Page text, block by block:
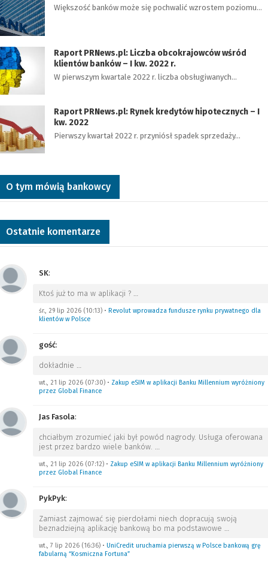
Większość banków może się pochwalić wzrostem poziomu…
Raport PRNews.pl: Liczba obcokrajowców wśród
klientów banków – I kw. 2022 r.
W pierwszym kwartale 2022 r. liczba obsługiwanych…
Raport PRNews.pl: Rynek kredytów hipotecznych – I
kw. 2022
Pierwszy kwartał 2022 r. przyniósł spadek sprzedaży…
O tym mówią bankowcy
Ostatnie komentarze
SK:
Ktoś już to ma w aplikacji ? …
śr., 29 lip 2026 (10:13) • Revolut wprowadza fundusze rynku prywatnego dla
klientów w Polsce
gość:
dokładnie …
wt., 21 lip 2026 (07:30) • Zakup eSIM w aplikacji Banku Millennium wyróżniony
przez Global Finance
Jas Fasola:
chciałbym zrozumieć jaki był powód nagrody. Usługa oferowana
jest przez bardzo wiele banków. …
wt., 21 lip 2026 (07:12) • Zakup eSIM w aplikacji Banku Millennium wyróżniony
przez Global Finance
PykPyk:
Zamiast zajmować się pierdołami niech dopracują swoją
beznadziejną aplikację bankową bo ma podstawowe …
wt., 7 lip 2026 (16:36) • UniCredit uruchamia pierwszą w Polsce bankową grę
fabularną “Kosmiczna Fortuna”